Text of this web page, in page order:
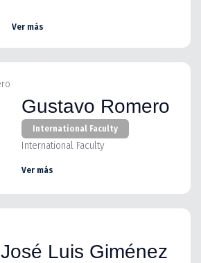
Ver más
Gustavo Romero
International Faculty
International Faculty
Ver más
José Luis Giménez